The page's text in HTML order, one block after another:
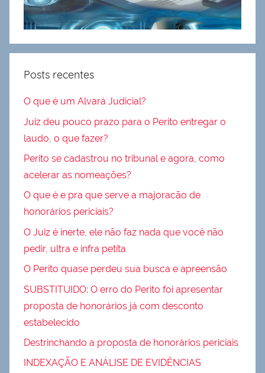
Posts recentes
O que é um Alvará Judicial?
Juiz deu pouco prazo para o Perito entregar o
laudo, o que fazer?
Perito se cadastrou no tribunal e agora, como
acelerar as nomeações?
O que é e pra que serve a majoracão de
honorários periciais?
O Juiz é inerte, ele não faz nada que você não
pedir, ultra e infra petita
O Perito quase perdeu sua busca e apreensão
SUBSTITUIDO: O erro do Perito foi apresentar
proposta de honorários já com desconto
estabelecido
Destrinchando a proposta de honorários periciais
INDEXAÇÃO E ANÁLISE DE EVIDÊNCIAS